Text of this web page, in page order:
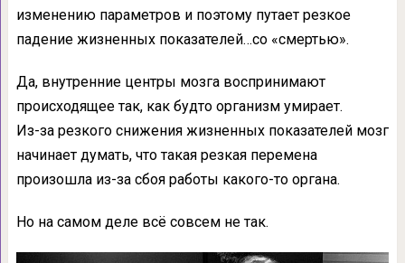
изменению параметров и поэтому путает резкое
падение жизненных показателей…со «смертью».
Да, внутренние центры мозга воспринимают
происходящее так, как будто организм умирает.
Из-за резкого снижения жизненных показателей мозг
начинает думать, что такая резкая перемена
произошла из-за сбоя работы какого-то органа.
Но на самом деле всё совсем не так.